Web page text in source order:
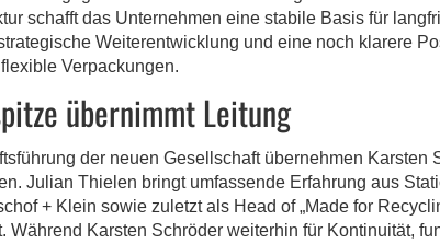
schafft das Unternehmen eine stabile Basis für
Weiterentwicklung und eine noch klarere
Verpackungen.
übernimmt Leitung
der neuen Gesellschaft übernehmen Karsten
Julian Thielen bringt umfassende Erfahrung aus
+ Klein sowie zuletzt als Head of „Made for
Während Karsten Schröder weiterhin für Kontinuität,